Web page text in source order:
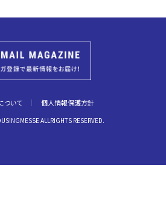
ALLRIGHTS RESERVED.
ついて 個人情報保護方針